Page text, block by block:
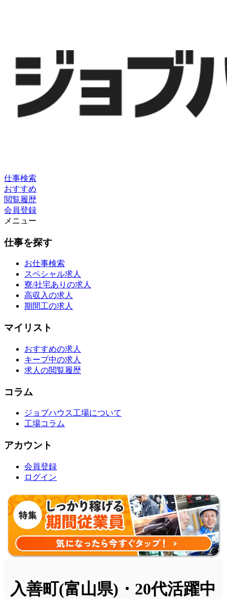
仕事検索
おすすめ
閲覧履歴
会員登録
メニュー
仕事を探す
お仕事検索
スペシャル求人
寮/社宅ありの求人
高収入の求人
期間工の求人
マイリスト
おすすめの求人
キープ中の求人
求人の閲覧履歴
コラム
ジョブハウス工場について
工場コラム
アカウント
会員登録
ログイン
入善町(富山県)・20代活躍中